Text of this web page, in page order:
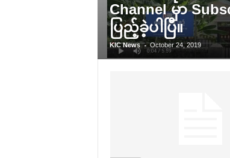
Channel မှာ
ပြည့်ခဲ့ပါပြီ။
KIC News - October 24, 2019